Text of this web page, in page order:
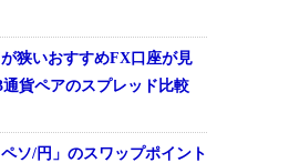
狭いおすすめFX口座が見
貨ペアのスプレッド比較
ペソ/円」のスワップポイント